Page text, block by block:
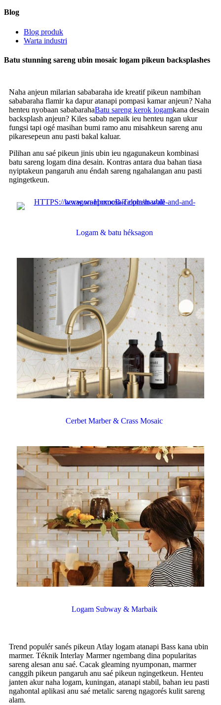
Blog
Blog produk
Warta industri
Batu stunning sareng ubin mosaic logam pikeun backsplashes
Naha anjeun milarian sababaraha ide kreatif pikeun nambihan
sababaraha flamir ka dapur atanapi pompasi kamar anjeun? Naha
henteu nyobaan sababarahaBatu sareng kerok logamkana desain
backsplash anjeun? Kiles sabab nepaik ieu henteu ngan ukur
fungsi tapi ogé masihan bumi ramo anu misahkeun sareng anu
pikaresepeun anu pasti bakal kaluar.
Pilihan anu saé pikeun jinis ubin ieu ngagunakeun kombinasi
batu sareng logam dina desain. Kontras antara dua bahan tiasa
nyiptakeun pangaruh anu éndah sareng ngahalangan anu pasti
ngingetkeun.
Logam & batu héksagon
Cerbet Marber & Crass Mosaic
Logam Subway & Marbaik
Trend populér sanés pikeun Atlay logam atanapi Bass kana ubin
marmer. Téknik Interlay Marmer ngembang dina popularitas
sareng alesan anu saé. Cacak gleaming nyumponan, marmer
canggih pikeun pangaruh anu saé pikeun ngingetkeun. Henteu
janten akur naha logam, kuningan, atanapi stabil, bahan ieu pasti
ngahontal aplikasi anu saé metalic sareng ngagorés kulit sareng
alam.